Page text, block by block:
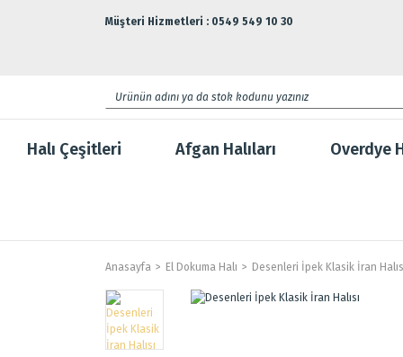
Müşteri Hizmetleri : 0549 549 10 30
Halı Çeşitleri Afgan Halıları Overdye
Anasayfa El Dokuma Halı Desenleri İpek Klasik İran